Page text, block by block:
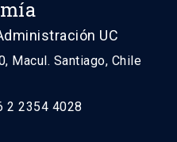
UC
Macul. Santiago, Chile
2 2354 4028